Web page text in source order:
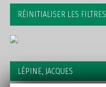
RÉINITIALISER LES FILTRES
LÉPINE, JACQUES